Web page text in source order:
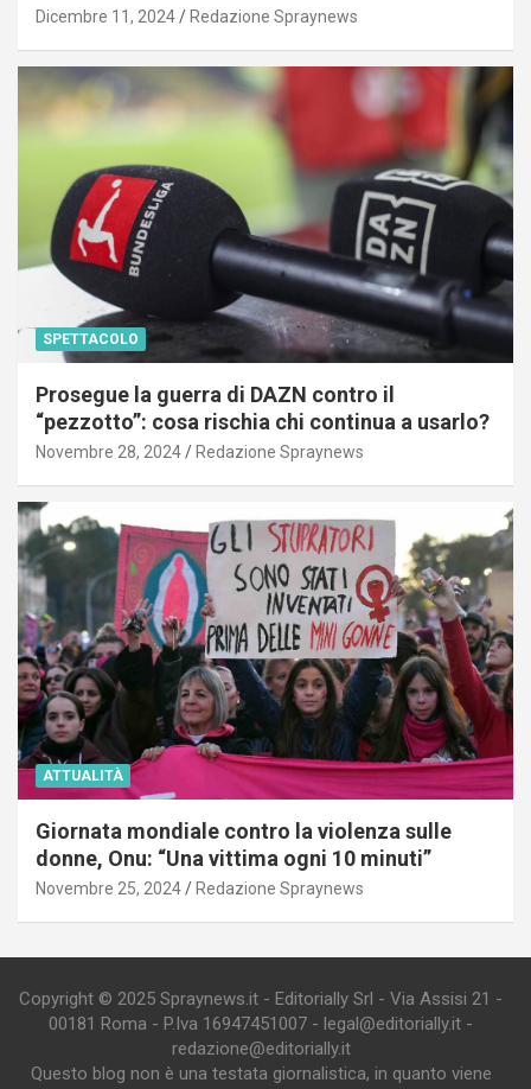
Dicembre 11, 2024 Redazione Spraynews
SPETTACOLO
Prosegue la guerra di DAZN contro il
“pezzotto”: cosa rischia chi continua a usarlo?
Novembre 28, 2024 Redazione Spraynews
ATTUALITÀ
Giornata mondiale contro la violenza sulle
donne, Onu: “Una vittima ogni 10 minuti”
Novembre 25, 2024 Redazione Spraynews
Copyright © 2025 Spraynews.it - Editorially Srl - Via Assisi 21 -
00181 Roma - P.Iva 16947451007 - legal@editorially.it -
redazione@editorially.it
Questo blog non è una testata giornalistica, in quanto viene